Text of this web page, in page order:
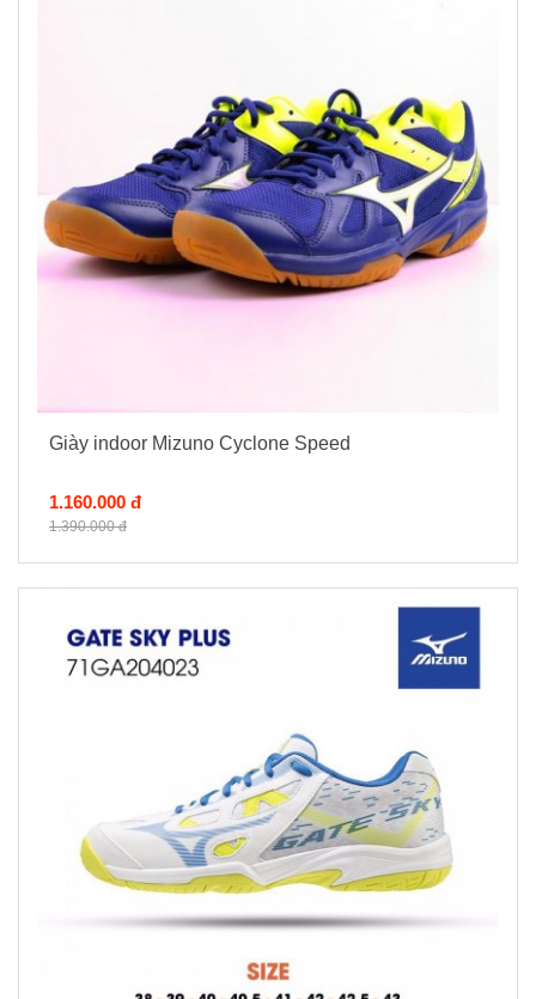
Giày indoor Mizuno Cyclone Speed
1.160.000 đ
1.390.000 đ